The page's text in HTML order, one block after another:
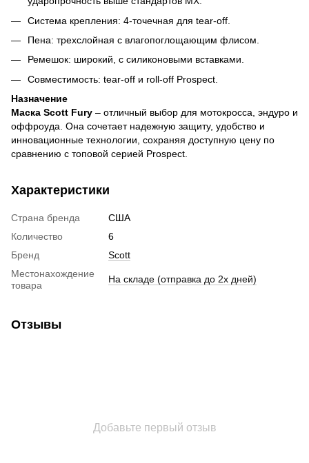
Система крепления: 4-точечная для tear-off.
Пена: трехслойная с влагопоглощающим флисом.
Ремешок: широкий, с силиконовыми вставками.
Совместимость: tear-off и roll-off Prospect.
Назначение
Маска Scott Fury – отличный выбор для мотокросса, эндуро и
оффроуда. Она сочетает надежную защиту, удобство и
инновационные технологии, сохраняя доступную цену по
сравнению с топовой серией Prospect.
Характеристики
Страна бренда
США
Количество
6
Бренд
Scott
Местонахождение
товара
На складе (отправка до 2х дней)
Отзывы
Добавьте первый отзыв